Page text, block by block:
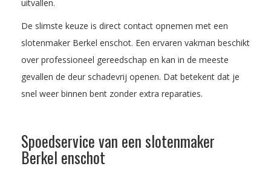
uitvallen.
De slimste keuze is direct contact opnemen met een
slotenmaker Berkel enschot. Een ervaren vakman beschikt
over professioneel gereedschap en kan in de meeste
gevallen de deur schadevrij openen. Dat betekent dat je
snel weer binnen bent zonder extra reparaties.
Spoedservice van een slotenmaker
Berkel enschot